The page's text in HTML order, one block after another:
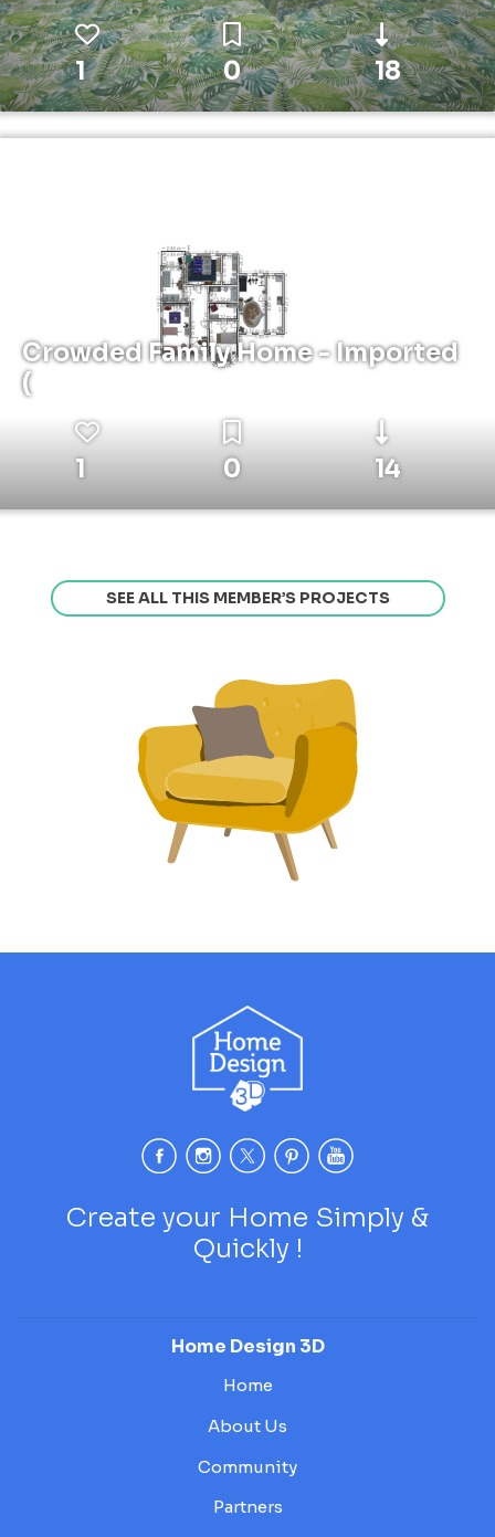
1 0 18
Crowded Family Home - Imported
(
1 0 14
SEE ALL THIS MEMBER’S PROJECTS
Create your Home Simply &
Quickly !
Home Design 3D
Home
About Us
Community
Partners